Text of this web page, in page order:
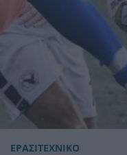
ΕΡΑΣΙΤΕΧΝΙΚΟ